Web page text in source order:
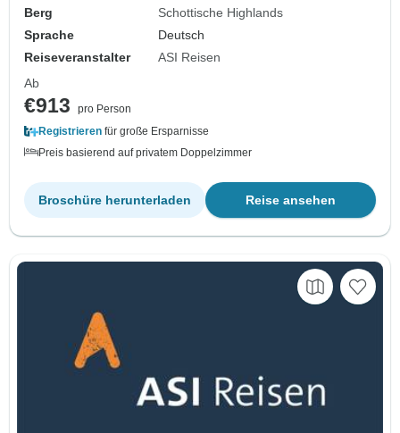
Berg
Schottische Highlands
Sprache
Deutsch
Reiseveranstalter
ASI Reisen
Ab
€913
pro Person
Registrieren für große Ersparnisse
Preis basierend auf privatem Doppelzimmer
Reise ansehen
Broschüre herunterladen